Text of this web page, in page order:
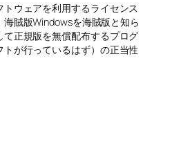
ウェアを利用するライセンス
賊版Windowsを海賊版と知ら
正規版を無償配布するプログ
が行っているはず）の正当性